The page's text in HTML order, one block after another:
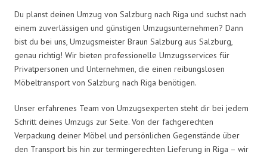
Du planst deinen Umzug von Salzburg nach Riga und suchst nach
einem zuverlässigen und günstigen Umzugsunternehmen? Dann
bist du bei uns, Umzugsmeister Braun Salzburg aus Salzburg,
genau richtig! Wir bieten professionelle Umzugsservices für
Privatpersonen und Unternehmen, die einen reibungslosen
Möbeltransport von Salzburg nach Riga benötigen.
Unser erfahrenes Team von Umzugsexperten steht dir bei jedem
Schritt deines Umzugs zur Seite. Von der fachgerechten
Verpackung deiner Möbel und persönlichen Gegenstände über
den Transport bis hin zur termingerechten Lieferung in Riga – wir